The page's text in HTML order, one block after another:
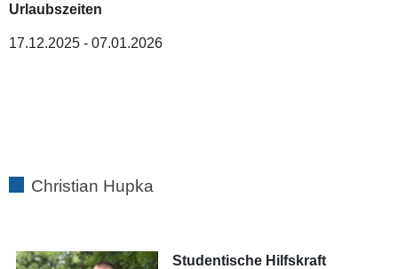
Urlaubszeiten
17.12.2025 - 07.01.2026
Christian Hupka
Studentische Hilfskraft